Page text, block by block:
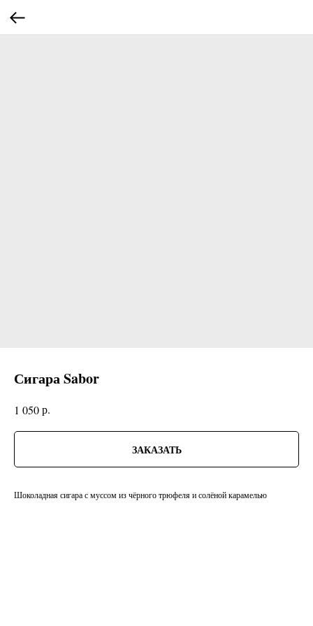
Сигара Sabor
1 050р.
ЗАКАЗАТЬ
Шоколадная сигара с муссом из чёрного трюфеля и солёной карамелью